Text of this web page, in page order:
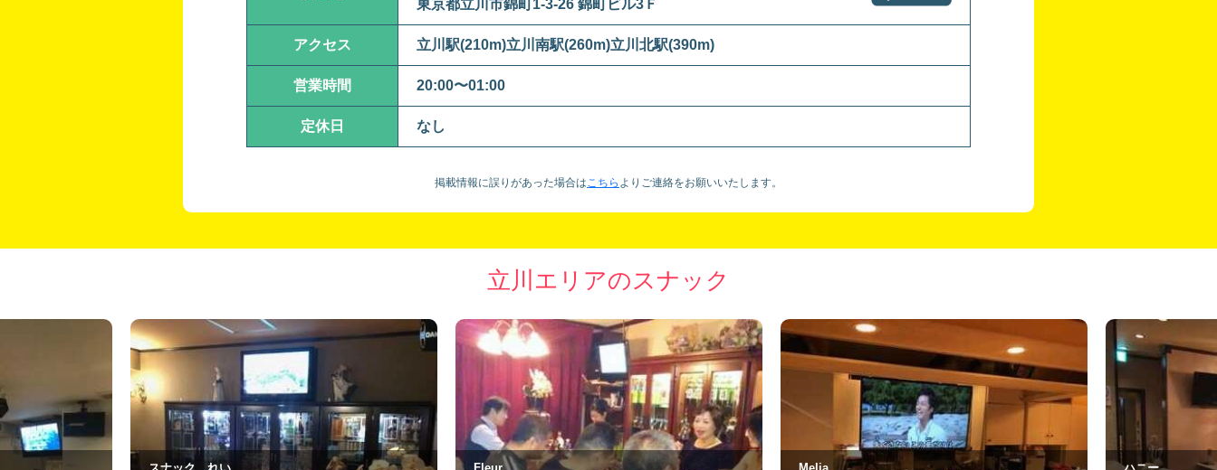
東京都立川市錦町1-3-26 錦町ビル3Ｆ
アクセス 立川駅(210m)立川南駅(260m)立川北駅(390m)
営業時間 20:00〜01:00
定休日 なし
掲載情報に誤りがあった場合はこちら より ご連絡をお願いいたします。
立川エリアのスナック